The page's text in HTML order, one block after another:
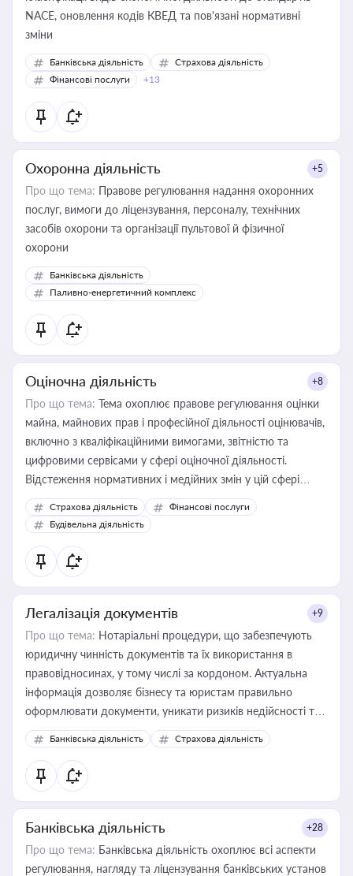
NACE, оновлення кодів КВЕД та пов'язані нормативні
зміни
Банківська діяльність
Страхова діяльність
Фінансові послуги
+13
Охоронна діяльність +5
Про що тема: Правове регулювання надання охоронних
послуг, вимоги до ліцензування, персоналу, технічних
засобів охорони та організації пультової й фізичної
охорони
Банківська діяльність
Паливно-енергетичний комплекс
Оціночна діяльність +8
Про що тема: Тема охоплює правове регулювання оцінки
майна, майнових прав і професійної діяльності оцінювачів,
включно з кваліфікаційними вимогами, звітністю та
цифровими сервісами у сфері оціночної діяльності.
Відстеження нормативних і медійних змін у цій сфері
корисне для власника бізнесу, керівника, юриста або
бухгалтера під час оподаткування, приватизації, оренди
державного майна, корпоративних угод і перевірки
статусу суб'єктів оціночної діяльності
Страхова діяльність
Фінансові послуги
Будівельна діяльність
Легалізація документів +9
Про що тема: Нотаріальні процедури, що забезпечують
юридичну чинність документів та їх використання в
правовідносинах, у тому числі за кордоном. Актуальна
інформація дозволяє бізнесу та юристам правильно
оформлювати документи, уникати ризиків недійсності та
забезпечувати їх належне прийняття органами влади та
контрагентами
Банківська діяльність Страхова діяльність
Банківська діяльність +28
Про що тема: Банківська діяльність охоплює всі аспекти
регулювання, нагляду та ліцензування банківських установ